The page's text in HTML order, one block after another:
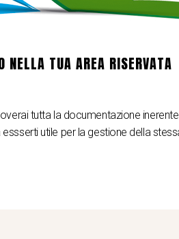
NELLA TUA AREA RISERVATA
tutta la documentazione
essserti utile per la gestione della